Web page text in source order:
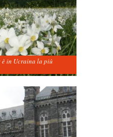
in Ucraina la più